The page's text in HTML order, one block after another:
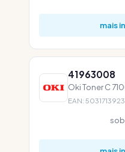
mais
41963008
Oki Toner C
EAN: